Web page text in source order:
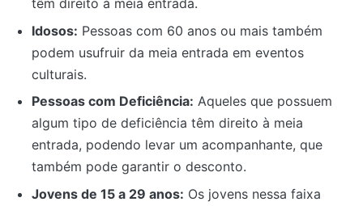
têm direito à meia entrada.
Idosos: Pessoas com 60 anos ou mais também
podem usufruir da meia entrada em eventos
culturais.
Pessoas com Deficiência: Aqueles que possuem
algum tipo de deficiência têm direito à meia
entrada, podendo levar um acompanhante, que
também pode garantir o desconto.
Jovens de 15 a 29 anos: Os jovens nessa faixa